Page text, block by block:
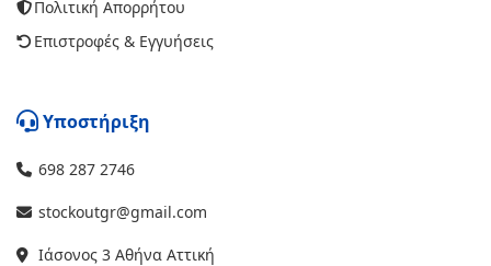
Πολιτική Απορρήτου
Επιστροφές & Εγγυήσεις
Υποστήριξη
698 287 2746
stockoutgr@gmail.com
Ιάσονος 3 Αθήνα Αττική